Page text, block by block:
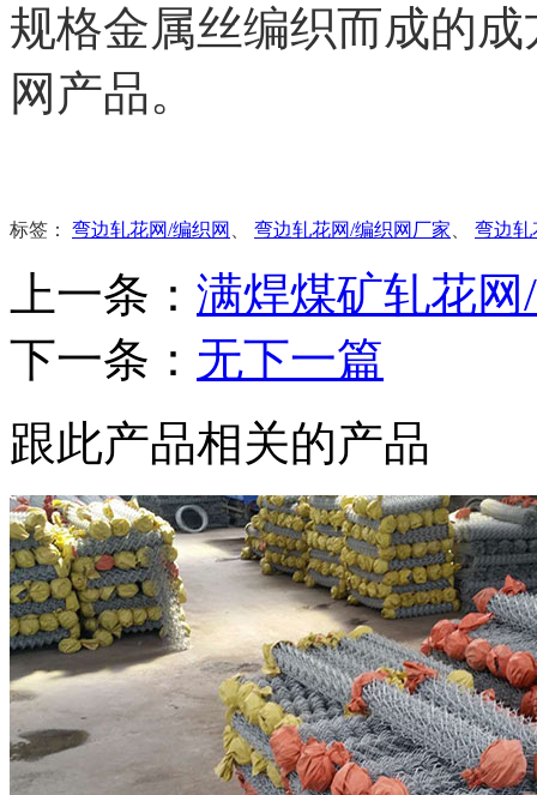
规格金属丝编织而成的
网产品。
标签： 弯边轧花网/编织网 弯边轧花网/编织网厂家 弯边轧
上一条： 满焊煤矿轧花网
下一条： 无下一篇
跟此产品相关的产品